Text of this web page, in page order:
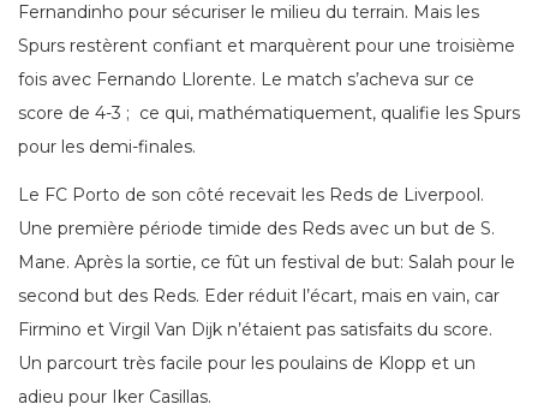
Fernandinho pour sécuriser le milieu du terrain. Mais les
Spurs restèrent confiant et marquèrent pour une troisième
fois avec Fernando Llorente. Le match s’acheva sur ce
score de 4-3 ; ce qui, mathématiquement, qualifie les Spurs
pour les demi-finales.
Le FC Porto de son côté recevait les Reds de Liverpool.
Une première période timide des Reds avec un but de S.
Mane. Après la sortie, ce fût un festival de but: Salah pour le
second but des Reds. Eder réduit l’écart, mais en vain, car
Firmino et Virgil Van Dijk n’étaient pas satisfaits du score.
Un parcourt très facile pour les poulains de Klopp et un
adieu pour Iker Casillas.